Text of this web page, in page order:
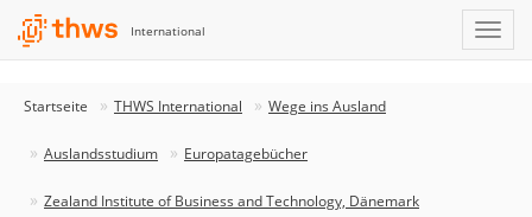
International
Startseite THWS International Wege ins Ausland
Auslandsstudium Europatagebücher
Zealand Institute of Business and Technology, Dänemark